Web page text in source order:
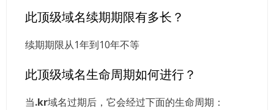
此顶级域名续期期限有多长？
续期期限从1年到10年不等
此顶级域名生命周期如何进行？
当.kr域名过期后，它会经过下面的生命周期：